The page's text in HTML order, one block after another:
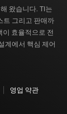
왔습니다. TI는
트 그리고 판매까
이 효율적으로 전
계에서 핵심 제어
영업 약관